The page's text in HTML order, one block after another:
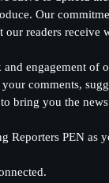
Our
our readers receive
engagement of
comments,
bring you the
Reporters PEN as